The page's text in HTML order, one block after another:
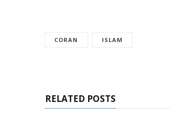
CORAN ISLAM
RELATED POSTS